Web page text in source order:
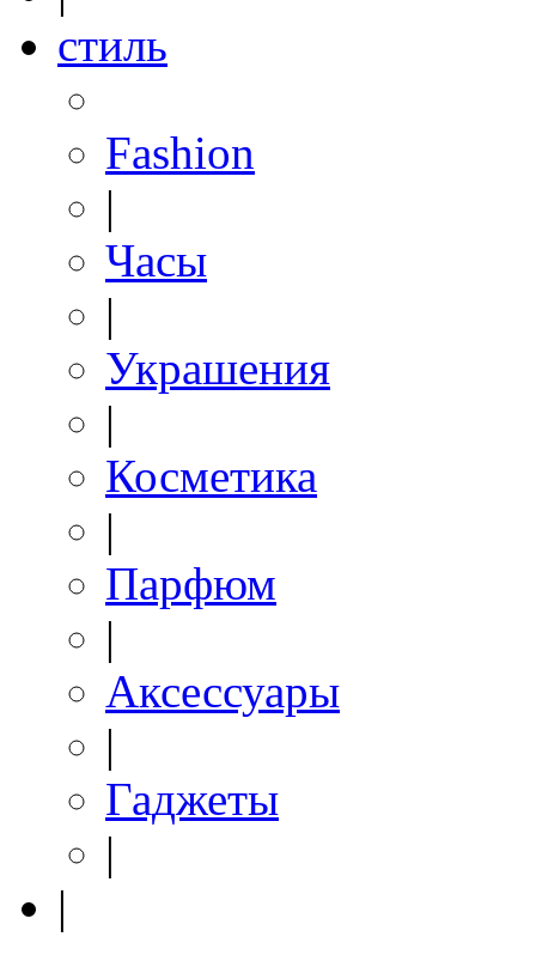
стиль
Fashion
|
Часы
|
Украшения
|
Косметика
|
Парфюм
|
Аксессуары
|
Гаджеты
|
|